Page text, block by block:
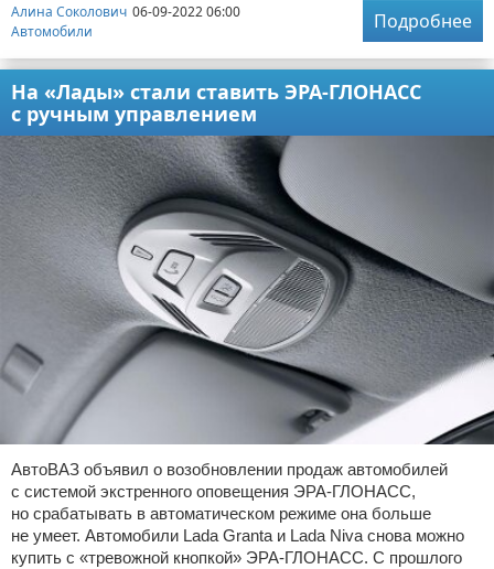
Алина Соколович 06-09-2022 06:00
Автомобили
Подробнее
На «Лады» стали ставить ЭРА-ГЛОНАСС
с ручным управлением
АвтоВАЗ объявил о возобновлении продаж автомобилей
с системой экстренного оповещения ЭРА-ГЛОНАСС,
но срабатывать в автоматическом режиме она больше
не умеет. Автомобили Lada Granta и Lada Niva снова можно
купить с «тревожной кнопкой» ЭРА-ГЛОНАСС. С прошлого